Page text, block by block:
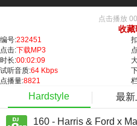
点击播放
收藏
编号:232451
点击:下载MP3
时长:00:02:09
试听音质:64 Kbps
点播量:8821
Hardstyle 最
160 - Harris & Ford x